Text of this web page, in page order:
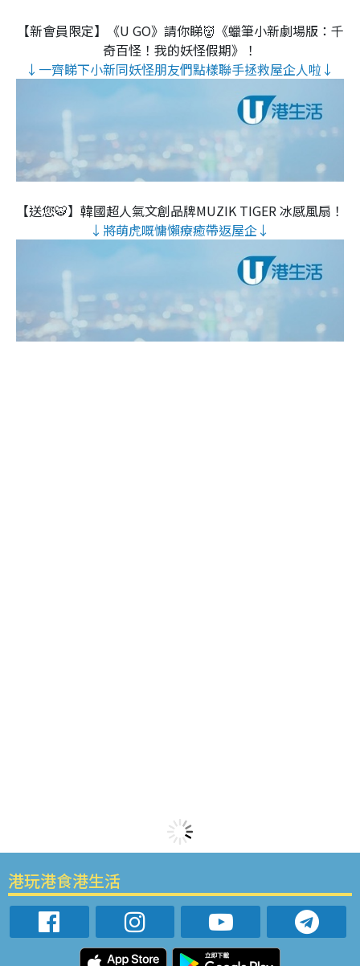
【新會員限定】《U GO》請你睇👹《蠟筆小新劇場版：千
奇百怪！我的妖怪假期》！
↓一齊睇下小新同妖怪朋友們點樣聯手拯救屋企人啦↓
【送您🐯】韓國超人氣文創品牌MUZIK TIGER 冰感風扇！
↓將萌虎嘅慵懶療癒帶返屋企↓
港玩港食港生活